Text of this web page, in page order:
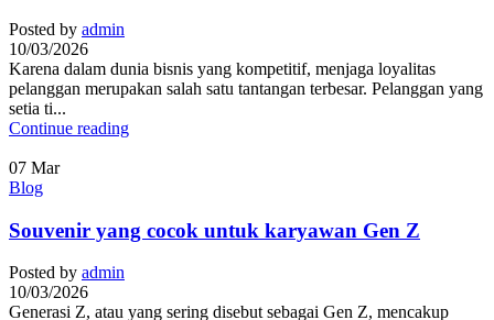
Posted by admin
10/03/2026
Karena dalam dunia bisnis yang kompetitif, menjaga loyalitas
pelanggan merupakan salah satu tantangan terbesar. Pelanggan yang
setia ti...
Continue reading
07 Mar
Blog
Souvenir yang cocok untuk karyawan Gen Z
Posted by admin
10/03/2026
Generasi Z, atau yang sering disebut sebagai Gen Z, mencakup